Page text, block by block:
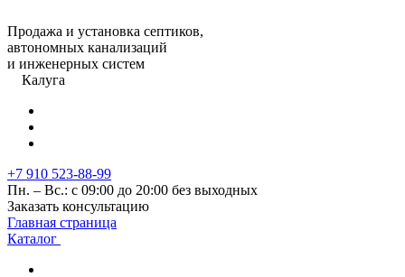
Продажа и установка септиков,
автономных канализаций
и инженерных систем
Калуга
+7 910 523-88-99
Пн. – Вс.: с 09:00 до 20:00 без выходных
Заказать консультацию
Главная страница
Каталог